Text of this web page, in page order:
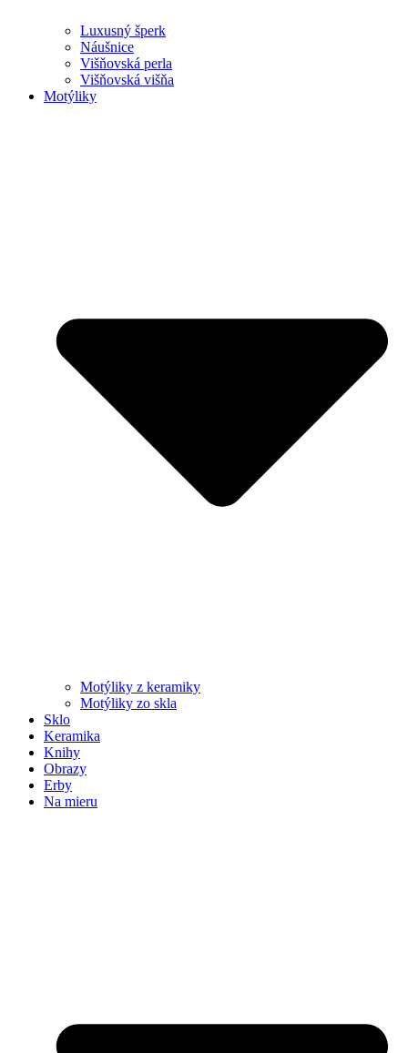
Luxusný šperk
Náušnice
Višňovská perla
Višňovská višňa
Motýliky
Motýliky z keramiky
Motýliky zo skla
Sklo
Keramika
Knihy
Obrazy
Erby
Na mieru